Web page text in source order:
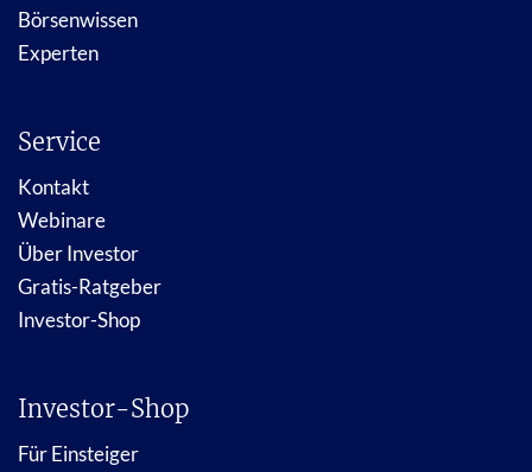
Börsenwissen
Experten
Service
Kontakt
Webinare
Über Investor
Gratis-Ratgeber
Investor-Shop
Investor-Shop
Für Einsteiger